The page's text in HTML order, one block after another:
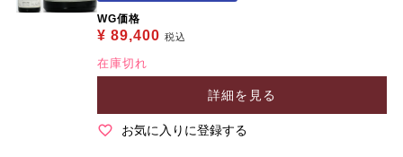
WG価格
¥ 89,400 税込
在庫切れ
詳細を見る
お気に入りに登録する